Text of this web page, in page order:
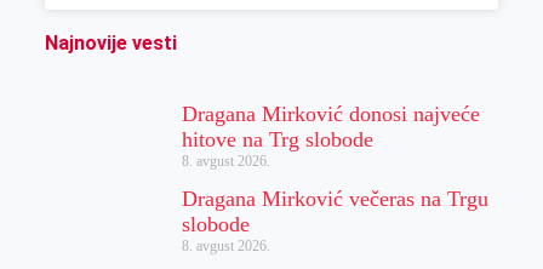
Najnovije vesti
Dragana Mirković donosi najveće
hitove na Trg slobode
8. avgust 2026.
Dragana Mirković večeras na Trgu
slobode
8. avgust 2026.